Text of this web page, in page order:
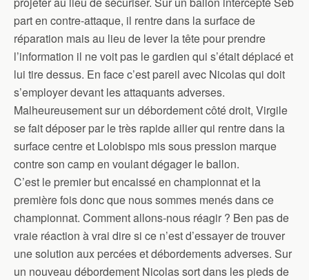
part en contre-attaque, il rentre dans la surface de
réparation mais au lieu de lever la tête pour prendre
l’information il ne voit pas le gardien qui s’était déplacé et
lui tire dessus. En face c’est pareil avec Nicolas qui doit
s’employer devant les attaquants adverses.
Malheureusement sur un débordement côté droit, Virgile
se fait déposer par le très rapide ailier qui rentre dans la
surface centre et Lolobispo mis sous pression marque
contre son camp en voulant dégager le ballon.
C’est le premier but encaissé en championnat et la
première fois donc que nous sommes menés dans ce
championnat. Comment allons-nous réagir ? Ben pas de
vraie réaction à vrai dire si ce n’est d’essayer de trouver
une solution aux percées et débordements adverses. Sur
un nouveau débordement Nicolas sort dans les pieds de